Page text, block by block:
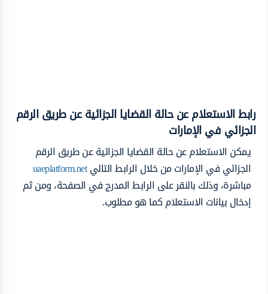
رابط الاستعلام عن حالة القضايا الجزائية عن طريق الرقم
الجزائي في الإمارات
يمكن الاستعلام عن حالة القضايا الجزائية عن طريق الرقم
الجزائي في الإمارات من خلال الرابط التاليuaeplatform.net
مباشرة، وذلك بالنقر على الرابط المدرج في الصفحة، ومن ثم
إدخال بيانات الاستعلام كما هو مطلوب.